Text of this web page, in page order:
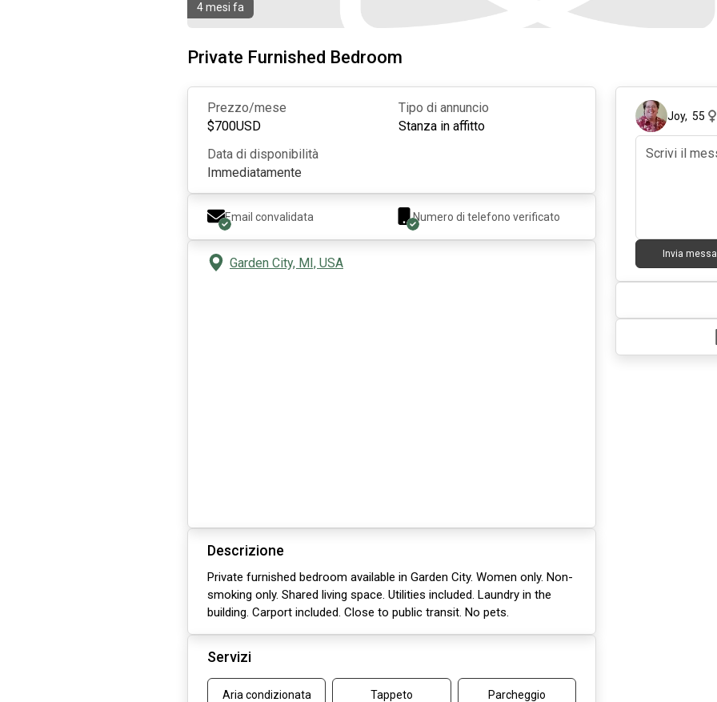
4 mesi fa
Private Furnished Bedroom
Prezzo/mese
$700USD
Tipo di annuncio
Stanza in affitto
Data di disponibilità
Immediatamente
Email convalidata Numero di telefono verificato
Garden City, MI, USA
Descrizione
Private furnished bedroom available in Garden City. Women only. Non-
smoking only. Shared living space. Utilities included. Laundry in the
building. Carport included. Close to public transit. No pets.
Servizi
Aria condizionata Tappeto Parcheggio
Joy,55
Invia